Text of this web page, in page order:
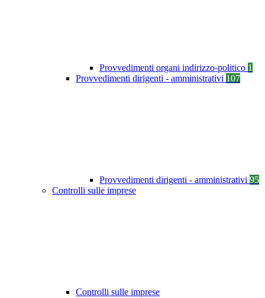
Provvedimenti organi indirizzo-politico 1
Provvedimenti dirigenti - amministrativi 107
Provvedimenti dirigenti - amministrativi 95
Controlli sulle imprese
Controlli sulle imprese